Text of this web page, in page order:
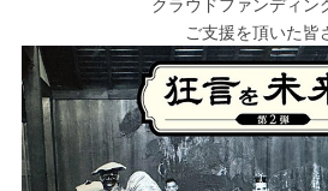
クラウドファンディン
ご支援を頂いた皆